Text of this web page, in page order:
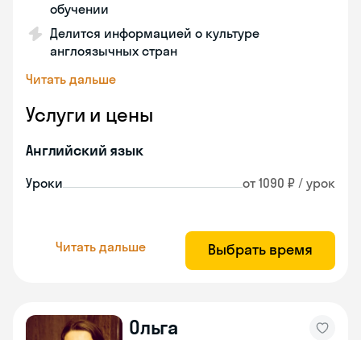
обучении
Делится информацией о культуре
англоязычных стран
Читать дальше
Услуги и цены
Английский язык
Уроки от 1090 ₽ / урок
Читать дальше Выбрать время
Ольга